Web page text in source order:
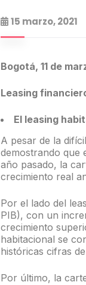
15 marzo, 2021
Bogotá, 11 de
Leasing
El leasing
A pesar de la
demostrando que
año pasado, la
crecimiento real
Por el lado del
PIB), con un
crecimiento
habitacional se
históricas cifras
Por último, la